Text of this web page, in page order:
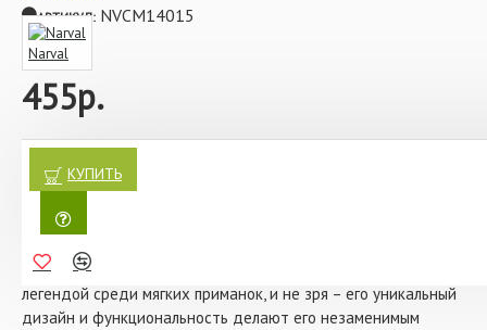
Характеристики:
- Длина: 14 см
- Вес: 22 гр
- Цвет: #015 Pepper Lemon
455р.
АРТИКУЛ: NVCM14015
Narval
КУПИТЬ
Погрузитесь в мир адреналина и азарта с силиконовой
приманкой Narval Commander Shad 14 см #015 Pepper Lemon!
Это не просто аксессуар для рыбалки, а настоящий ключ к
трофейным уловам, который уже покорил сердца тысяч
момента своего появления в 2018 году, Commander Shad стал
легендой среди мягких приманок, и не зря – его уникальный
дизайн и функциональность делают его незаменимым